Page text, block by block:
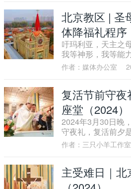
北京教区 | 圣
体降福礼程序
吁玛利亚，天主之
我等神形，我等能
行，我等所有，并
真情，全献于尔至
爱，广扬天主圣教
之皆能日进于德，
者之母，使之皆能
光。恳求怜视中国
所赎，赖尔大功之
心，以得生命圣德
作者：媒体办公室
复活节前守
座堂（2024）
2024年3月30日晚
守夜礼，复活前夕
是逾越节三日庆典
作者：三只小羊工作室
主受难日｜